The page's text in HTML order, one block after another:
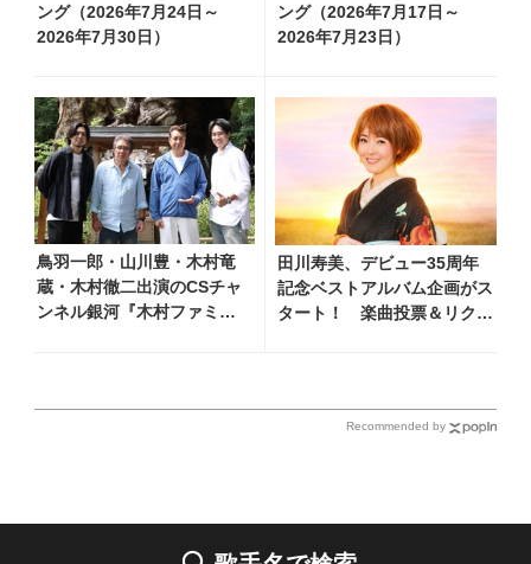
ング（2026年7月24日～
2026年7月30日）
ング（2026年7月17日～
2026年7月23日）
鳥羽一郎・山川豊・木村竜
蔵・木村徹二出演のCSチャ
ンネル銀河『木村ファミリ
を密着レポート！
田川寿美、デビュー35周年
記念ベストアルバム企画がス
タート！ 楽曲投票＆リクエ
Recommended by